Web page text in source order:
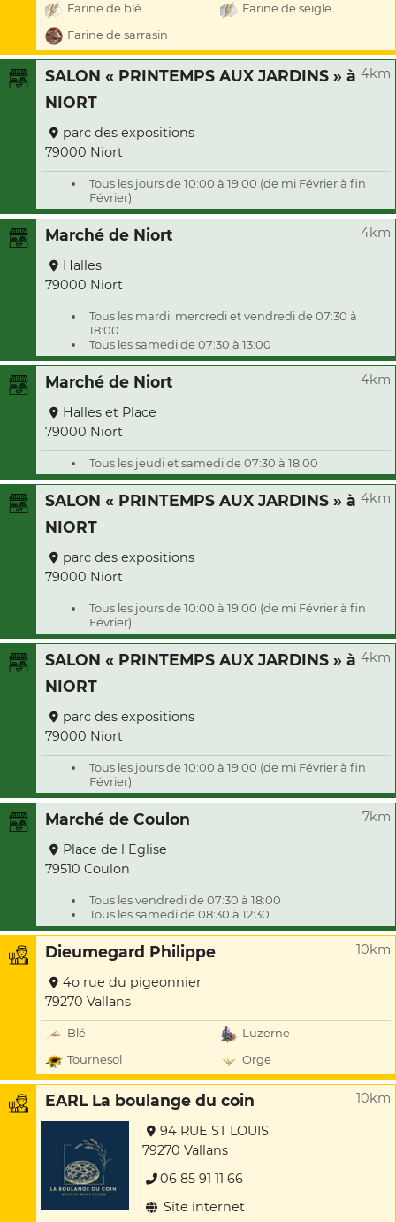
Farine de blé
Farine de seigle
Farine de sarrasin
SALON « PRINTEMPS AUX JARDINS » à
NIORT
4km
parc des expositions
79000 Niort
Tous les jours de 10:00 à 19:00 (de mi Février à fin
Février)
Marché de Niort 4km
Halles
79000 Niort
Tous les mardi, mercredi et vendredi de 07:30 à
18:00
Tous les samedi de 07:30 à 13:00
Marché de Niort 4km
Halles et Place
79000 Niort
Tous les jeudi et samedi de 07:30 à 18:00
SALON « PRINTEMPS AUX JARDINS » à
NIORT
4km
parc des expositions
79000 Niort
Tous les jours de 10:00 à 19:00 (de mi Février à fin
Février)
SALON « PRINTEMPS AUX JARDINS » à
NIORT
4km
parc des expositions
79000 Niort
Tous les jours de 10:00 à 19:00 (de mi Février à fin
Février)
Marché de Coulon 7km
Place de l Eglise
79510 Coulon
Tous les vendredi de 07:30 à 18:00
Tous les samedi de 08:30 à 12:30
Dieumegard Philippe 10km
4o rue du pigeonnier
79270 Vallans
Blé
Luzerne
Tournesol
Orge
EARL La boulange du coin 10km
94 RUE ST LOUIS
79270 Vallans
06 85 91 11 66
Site internet